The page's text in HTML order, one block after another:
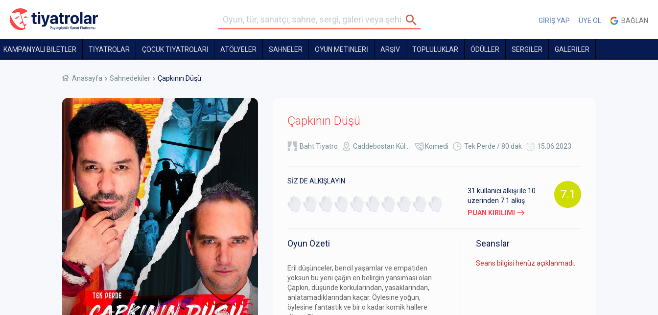
GİRİŞ YAP ÜYE OL BAĞLAN
KAMPANYALI BİLETLER TİYATROLAR ÇOCUK TIYATROLARI ATÖLYELER SAHNELER OYUN METİNLERİ ARŞİV TOPLULUKLAR ÖDÜLLER SERGİLER GALERİLER
Anasayfa Sahnedekiler Çapkının Düşü
Çapkının Düşü
Baht Tiyatro Caddebostan Kül... Komedi Tek Perde / 80 dak 15.06.2023
SİZ DE ALKIŞLAYIN
7.1
31 kullanıcı alkışı ile 10
üzerinden 7.1 alkış
PUAN KIRILIMI
Oyun Özeti
Eril düşünceler, bencil yaşamlar ve empatiden
yoksun bu yeni çağın en belirgin yansıması olan
Çapkın, düşünde korkularından, yasaklarından,
anlatamadıklarından kaçar. Öylesine yoğun,
öylesine fantastik ve bir o kadar komik hallere
Seanslar
Seans bilgisi henüz açıklanmadı.